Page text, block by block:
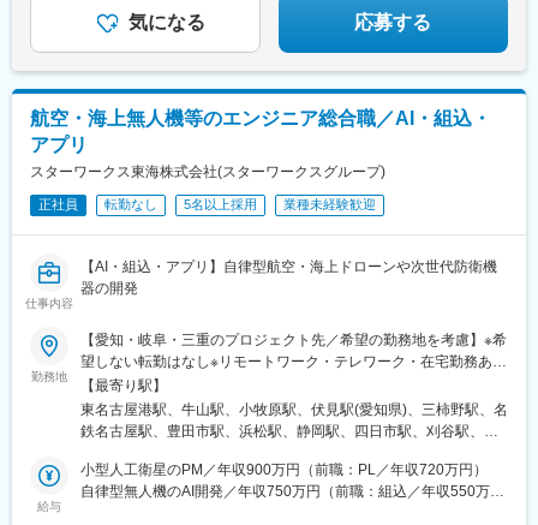
気になる 応募する
航空・海上無人機等のエンジニア総合職／AI・組込・
アプリ
スターワークス東海株式会社(スターワークスグループ)
正社員 転勤なし 5名以上採用 業種未経験歓迎
仕事内容
【AI・組込・アプリ】自律型航空・海上ドローンや次世代防衛機
器の開発
勤務地
【愛知・岐阜・三重のプロジェクト先／希望の勤務地を考慮】※希
望しない転勤はなし※リモートワーク・テレワーク・在宅勤務あり
（派遣先による）※自動車通勤あり（派遣先による）＜勤務地例＞
■三菱重工業株式会社・大江工場：愛知県名古屋市港区大江町10
番地・小牧南工場：愛知県西春日井郡豊山町大字豊場1番地・小牧
県名古屋市中区錦2丁目20番15号■川崎重工業株式会社・岐阜工
場：岐阜県各務原市川崎町1番地※その他、以下エリアでの就業先
【最寄り駅】
東名古屋港駅、牛山駅、小牧原駅、伏見駅(愛知県)、三柿野駅、名
鉄名古屋駅、豊田市駅、浜松駅、静岡駅、四日市駅、刈谷駅、栄
岡駅、あすなろう四日市駅、栄町駅(愛知県)、名古屋駅、新浜松
駅、日吉町駅、近鉄四日市駅
給与
小型人工衛星のPM／年収900万円（前職：PL／年収720万円）
自律型無人機のAI開発／年収750万円（前職：組込／年収550万